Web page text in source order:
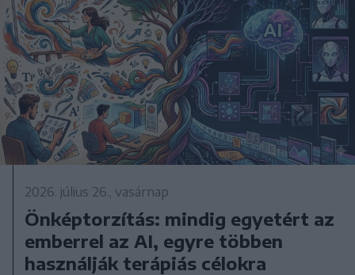
2026. július 26., vasárnap
Önképtorzítás: mindig egyetért az
emberrel az AI, egyre többen
használják terápiás célokra